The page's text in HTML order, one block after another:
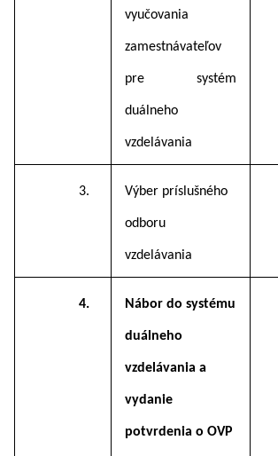
vyučovania
zamestnávateľov
pre systém
duálneho
vzdelávania
3. Výber príslušného
odboru
vzdelávania
4. Nábor do systému
duálneho
vzdelávania a
vydanie
potvrdenia o OVP